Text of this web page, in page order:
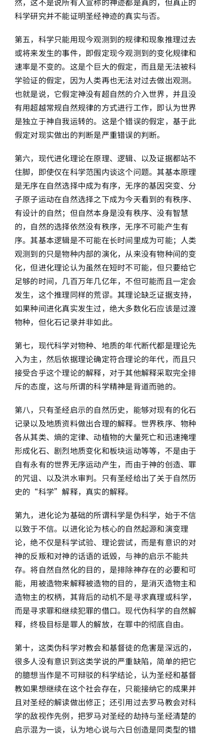
科学研究并不能证明圣经神迹的真实与否。
第五，科学只能用现今观测到的规律和现象推理过去
或将来发生的事件，即假定现今观测到的变化规律和
速率是不变的。这是个巨大的假定，而且是无法被科
学验证的假定，因为人类再也无法对过去做出观测。
也就是说，它假定神没有超自然的介入世界，并且没
有用超越常规自然规律的方式进行工作，即认为世界
是独立于神自我运转的。这是个错误的假定，基于此
假定对现实做出的判断是严重错误的判断。
第六，现代进化理论在原理、逻辑、以及证据都站不
住脚，即使仅在科学范围内谈这个问题。其基本原理
是无序在自然选择中成为有序，无序的基因突变、分
子原子运动在自然选择之下成为今天看到的有秩序、
有设计的自然；但自然本身是没有秩序、没有智慧
的，自然的选择依然没有秩序，无序不可能产生有
序。其基本逻辑是不可能在长时间里成为可能；人类
观测到的只是物种内部的演化，从来没有物种间的变
化，但进化理论认为虽然在短时不可能，但只要给它
足够的时间，几百万年几亿年，不但可能而且一定会
发生，这个推理同样的荒谬。其理论缺乏证据支持，
如果种间进化真实发生过，绝大多数化石应该是过渡
物种，但化石记录并非如此。
第七，现代科学对物种、地质的年代断代都是理论先
入为主，然后依据理论确定符合理论的年代，而且只
接受合乎这个理论的解释，对于其他解释采取完全排
斥的态度，这与所谓的科学精神是背道而驰的。
第八，只有圣经启示的自然历史，能够对现有的化石
记录以及地质资料做出合理的解释。世界秩序、物种
各从其类、熵的定律、动植物的大量死亡和迅速掩埋
形成化石、剧烈地质变化和板块运动等等，不是由于
自有永有的世界无序运动产生，而由于神的创造、罪
的咒诅、以及洪水审判。只有圣经给出了关于自然历
史的“科学”解释，真实的解释。
第九，进化论为基础的所谓科学是伪科学，始于不信
以致于不信。以进化论为核心的自然起源和演变理
论，绝不仅是科学试验、理论尝试，而是有意识的对
神的反叛和对神的话语的诋毁，与神的启示不能共
存。将自然自然化的目的，是排除神存在的必要和可
能，用被造物来解释被造物的目的，是消灭造物主和
造物主的权柄，其背后的动机不是寻求真理或科学，
而是寻求罪和继续犯罪的借口。现代伪科学的自然解
释，终极目标是罪人的解放，在罪中的彻底自由。
第十，这类伪科学对教会和基督徒的危害是深远的，
很多人没有意识到这类学说的严重缺陷，简单的把它
的臆想当作是不可辩驳的科学结论，认为圣经和基督
教如果想继续在这个社会存在，只能接纳它的成果并
且对圣经的解读做出修正；还引用过去罗马教会对科
学的敌视作先例，把罗马对圣经的劫持与圣经清楚的
启示混为一谈，认为地心说与六日创造是同类型的错